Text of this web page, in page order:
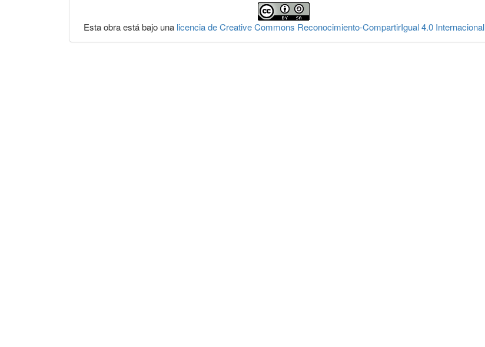
Esta obra está bajo una licencia de Creative Commons Reconocimiento-CompartirIgual 4.0 Internacional